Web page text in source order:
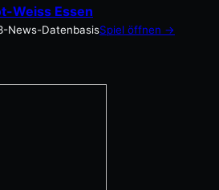
Weiss Essen
News-DatenbasisSpiel öffnen →